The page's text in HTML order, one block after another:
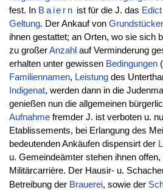
fest. In Baiern ist für die J. das Edict
Geltung. Der Ankauf von
ihnen gestattet; an Orten, wo sie sich
zu großerAnzahl auf Verminderung
erhalten unter gewissen Bedingungen(
Familiennamen, Leistungdes
Indigenat, werden dann in die
genießen nun die allgemeinen
Aufnahmefremder J. ist verboten u.
Etablissements, bei Erlangung des
bedeutenden Ankäufen dispensirt der
u. Gemeindeämter stehen ihnen offen,
Militärcarrière. Der Hausir- u.
Betreibung der Brauerei, sowie der